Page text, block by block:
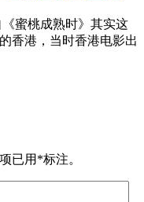
蜜桃成熟时》其实这
香港，当时香港电影出
已用 *标注。